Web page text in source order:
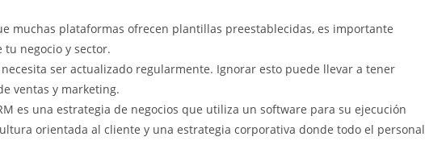
muchas plataformas ofrecen plantillas preestablecidas, es importante
tu negocio y sector.
ser actualizado regularmente. Ignorar esto puede llevar a tener
ventas y marketing.
es una estrategia de negocios que utiliza un software para su ejecución
orientada al cliente y una estrategia corporativa donde todo el personal